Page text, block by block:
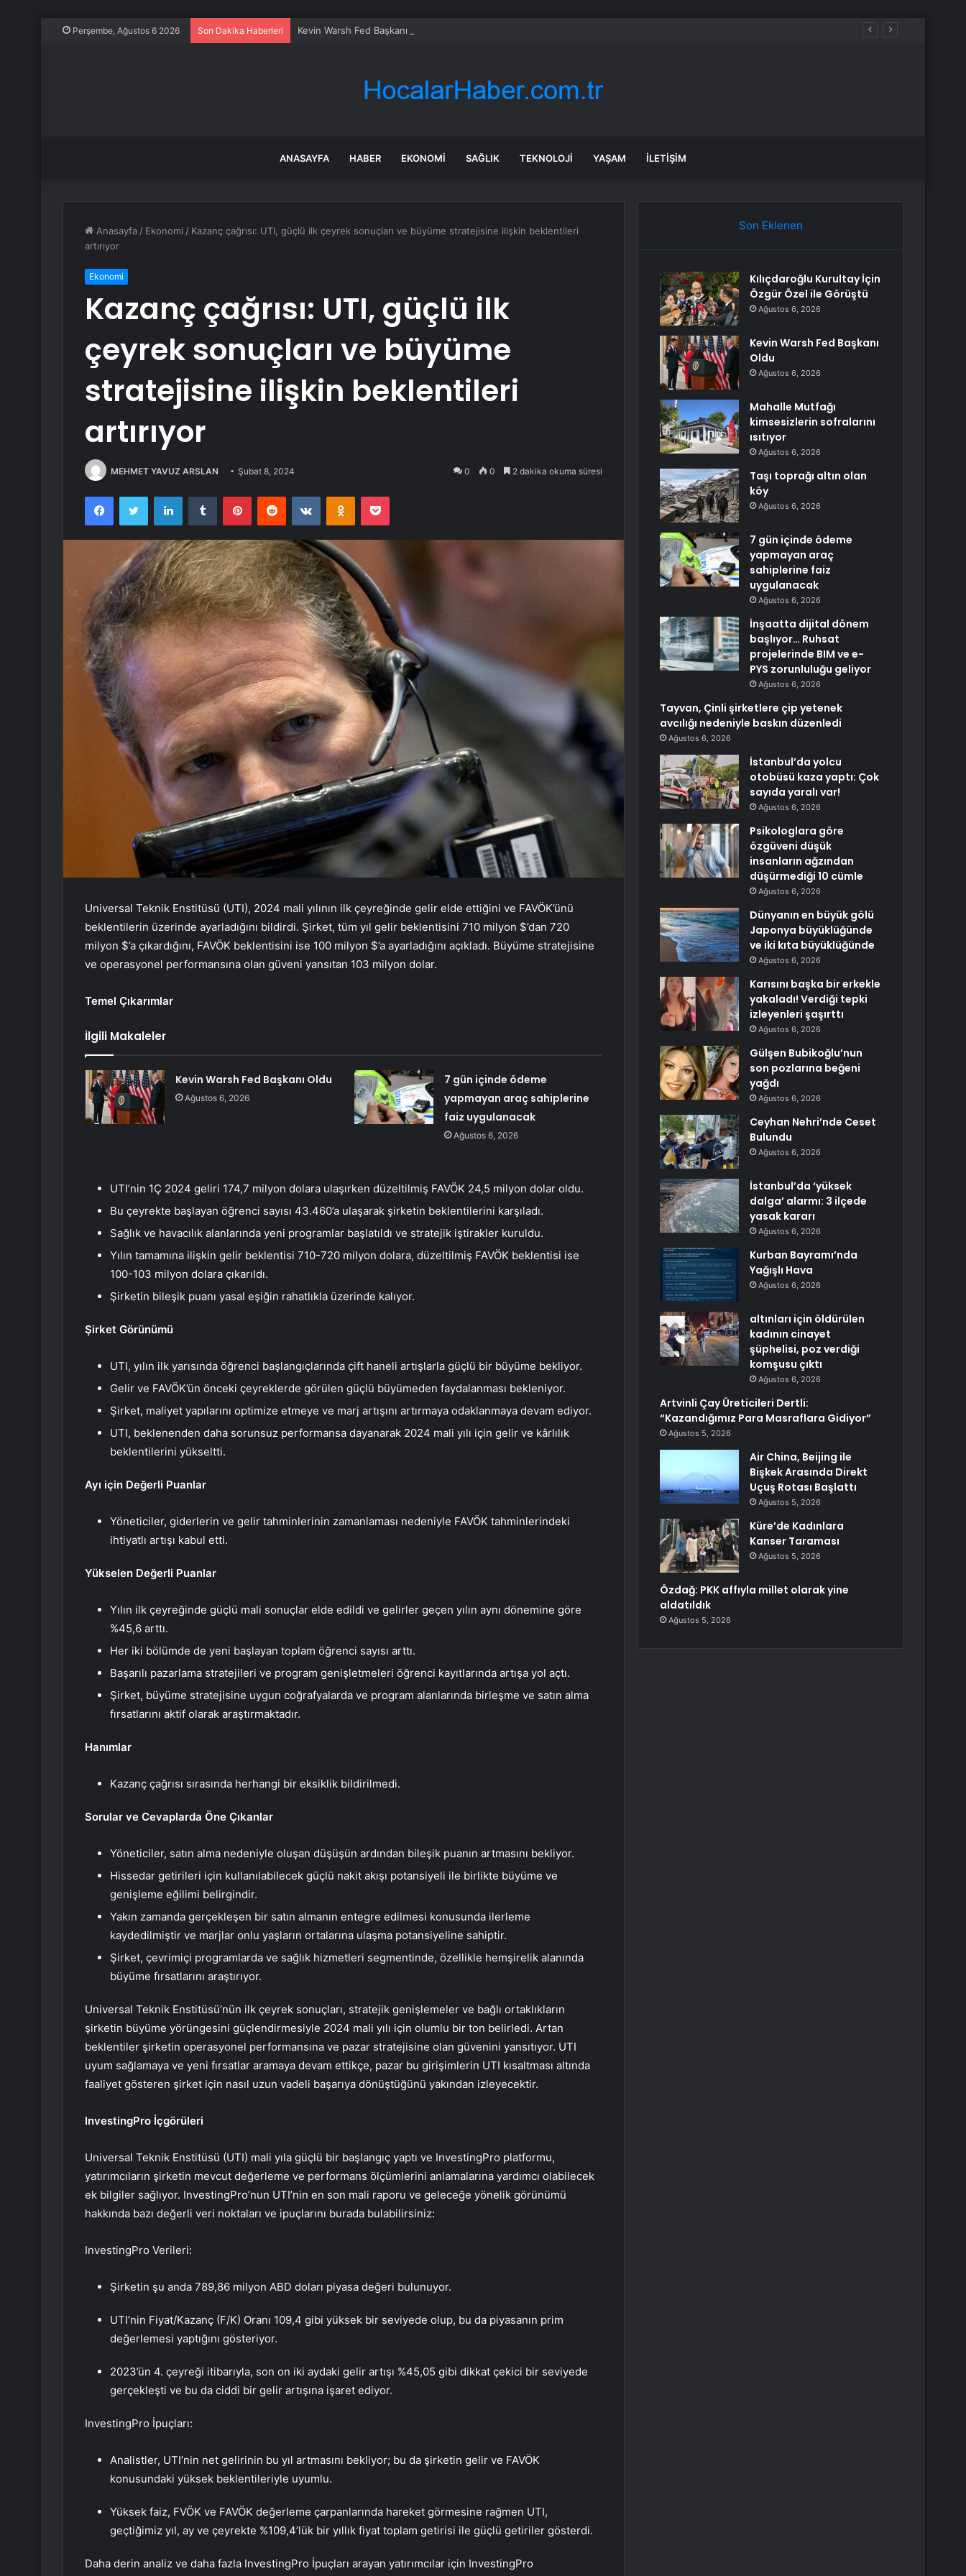
Perşembe, Ağustos 6 2026 Son Dakika Haberleri Kevin Warsh Fed Başkanı Oldu
ANASAYFA HABER EKONOMI SAĞLIK TEKNOLOJI YAŞAM İLETIŞIM
Anasayfa / Ekonomi / Kazanç çağrısı: UTI, güçlü ilk çeyrek sonuçları ve büyüme stratejisine ilişkin beklentileri
artırıyor
Ekonomi
Kazanç çağrısı: UTI, güçlü ilk
çeyrek sonuçları ve büyüme
stratejisine ilişkin beklentileri
artırıyor
MEHMET YAVUZ ARSLAN Şubat 8, 2024 0 0 2 dakika okuma süresi
FacebookTwitter LinkedInTumblr PinterestReddit VKontakteOdnoklassniki
Pocket
Universal Teknik Enstitüsü (UTI), 2024 mali yılının ilk çeyreğinde gelir elde ettiğini ve FAVÖK’ünü
beklentilerin üzerinde ayarladığını bildirdi. Şirket, tüm yıl gelir beklentisini 710 milyon $’dan 720
milyon $’a çıkardığını, FAVÖK beklentisini ise 100 milyon $’a ayarladığını açıkladı. Büyüme stratejisine
ve operasyonel performansına olan güveni yansıtan 103 milyon dolar.
Temel Çıkarımlar
İlgili Makaleler
Kevin Warsh Fed Başkanı Oldu
Ağustos 6, 2026
7 gün içinde ödeme
yapmayan araç sahiplerine
faiz uygulanacak
Ağustos 6, 2026
UTI’nin 1Ç 2024 geliri 174,7 milyon dolara ulaşırken düzeltilmiş FAVÖK 24,5 milyon dolar oldu.
Bu çeyrekte başlayan öğrenci sayısı 43.460’a ulaşarak şirketin beklentilerini karşıladı.
Sağlık ve havacılık alanlarında yeni programlar başlatıldı ve stratejik iştirakler kuruldu.
Yılın tamamına ilişkin gelir beklentisi 710-720 milyon dolara, düzeltilmiş FAVÖK beklentisi ise
100-103 milyon dolara çıkarıldı.
Şirketin bileşik puanı yasal eşiğin rahatlıkla üzerinde kalıyor.
Şirket Görünümü
UTI, yılın ilk yarısında öğrenci başlangıçlarında çift haneli artışlarla güçlü bir büyüme bekliyor.
Gelir ve FAVÖK’ün önceki çeyreklerde görülen güçlü büyümeden faydalanması bekleniyor.
Şirket, maliyet yapılarını optimize etmeye ve marj artışını artırmaya odaklanmaya devam ediyor.
UTI, beklenenden daha sorunsuz performansa dayanarak 2024 mali yılı için gelir ve kârlılık
beklentilerini yükseltti.
Ayı için Değerli Puanlar
Yöneticiler, giderlerin ve gelir tahminlerinin zamanlaması nedeniyle FAVÖK tahminlerindeki
ihtiyatlı artışı kabul etti.
Yükselen Değerli Puanlar
Yılın ilk çeyreğinde güçlü mali sonuçlar elde edildi ve gelirler geçen yılın aynı dönemine göre
%45,6 arttı.
Her iki bölümde de yeni başlayan toplam öğrenci sayısı arttı.
Başarılı pazarlama stratejileri ve program genişletmeleri öğrenci kayıtlarında artışa yol açtı.
Şirket, büyüme stratejisine uygun coğrafyalarda ve program alanlarında birleşme ve satın alma
fırsatlarını aktif olarak araştırmaktadır.
Hanımlar
Kazanç çağrısı sırasında herhangi bir eksiklik bildirilmedi.
Sorular ve Cevaplarda Öne Çıkanlar
Yöneticiler, satın alma nedeniyle oluşan düşüşün ardından bileşik puanın artmasını bekliyor.
Hissedar getirileri için kullanılabilecek güçlü nakit akışı potansiyeli ile birlikte büyüme ve
genişleme eğilimi belirgindir.
Yakın zamanda gerçekleşen bir satın almanın entegre edilmesi konusunda ilerleme
kaydedilmiştir ve marjlar onlu yaşların ortalarına ulaşma potansiyeline sahiptir.
Şirket, çevrimiçi programlarda ve sağlık hizmetleri segmentinde, özellikle hemşirelik alanında
büyüme fırsatlarını araştırıyor.
Universal Teknik Enstitüsü’nün ilk çeyrek sonuçları, stratejik genişlemeler ve bağlı ortaklıkların
şirketin büyüme yörüngesini güçlendirmesiyle 2024 mali yılı için olumlu bir ton belirledi. Artan
beklentiler şirketin operasyonel performansına ve pazar stratejisine olan güvenini yansıtıyor. UTI
uyum sağlamaya ve yeni fırsatlar aramaya devam ettikçe, pazar bu girişimlerin UTI kısaltması altında
faaliyet gösteren şirket için nasıl uzun vadeli başarıya dönüştüğünü yakından izleyecektir.
InvestingPro İçgörüleri
Universal Teknik Enstitüsü (UTI) mali yıla güçlü bir başlangıç ​​yaptı ve InvestingPro platformu,
yatırımcıların şirketin mevcut değerleme ve performans ölçümlerini anlamalarına yardımcı olabilecek
ek bilgiler sağlıyor. InvestingPro’nun UTI’nin en son mali raporu ve geleceğe yönelik görünümü
hakkında bazı değerli veri noktaları ve ipuçlarını burada bulabilirsiniz:
InvestingPro Verileri:
Şirketin şu anda 789,86 milyon ABD doları piyasa değeri bulunuyor.
UTI’nin Fiyat/Kazanç (F/K) Oranı 109,4 gibi yüksek bir seviyede olup, bu da piyasanın prim
değerlemesi yaptığını gösteriyor.
2023’ün 4. çeyreği itibarıyla, son on iki aydaki gelir artışı %45,05 gibi dikkat çekici bir seviyede
gerçekleşti ve bu da ciddi bir gelir artışına işaret ediyor.
InvestingPro İpuçları:
Analistler, UTI’nin net gelirinin bu yıl artmasını bekliyor; bu da şirketin gelir ve FAVÖK
konusundaki yüksek beklentileriyle uyumlu.
Yüksek faiz, FVÖK ve FAVÖK değerleme çarpanlarında hareket görmesine rağmen UTI,
geçtiğimiz yıl, ay ve çeyrekte %109,4’lük bir yıllık fiyat toplam getirisi ile güçlü getiriler gösterdi.
Daha derin analiz ve daha fazla InvestingPro İpuçları arayan yatırımcılar için InvestingPro
Son Eklenen
Kılıçdaroğlu Kurultay İçin
Özgür Özel ile Görüştü
Ağustos 6, 2026
Kevin Warsh Fed Başkanı
Oldu
Ağustos 6, 2026
Mahalle Mutfağı
kimsesizlerin sofralarını
ısıtıyor
Ağustos 6, 2026
Taşı toprağı altın olan
köy
Ağustos 6, 2026
7 gün içinde ödeme
yapmayan araç
sahiplerine faiz
uygulanacak
Ağustos 6, 2026
İnşaatta dijital dönem
başlıyor… Ruhsat
projelerinde BIM ve e-
PYS zorunluluğu geliyor
Ağustos 6, 2026
Tayvan, Çinli şirketlere çip yetenek
avcılığı nedeniyle baskın düzenledi
Ağustos 6, 2026
İstanbul’da yolcu
otobüsü kaza yaptı: Çok
sayıda yaralı var!
Ağustos 6, 2026
Psikologlara göre
özgüveni düşük
insanların ağzından
düşürmediği 10 cümle
Ağustos 6, 2026
Dünyanın en büyük gölü
Japonya büyüklüğünde
ve iki kıta büyüklüğünde
Ağustos 6, 2026
Karısını başka bir erkekle
yakaladı! Verdiği tepki
izleyenleri şaşırttı
Ağustos 6, 2026
Gülşen Bubikoğlu’nun
son pozlarına beğeni
yağdı
Ağustos 6, 2026
Ceyhan Nehri’nde Ceset
Bulundu
Ağustos 6, 2026
İstanbul’da ‘yüksek
dalga’ alarmı: 3 ilçede
yasak kararı
Ağustos 6, 2026
Kurban Bayramı’nda
Yağışlı Hava
Ağustos 6, 2026
altınları için öldürülen
kadının cinayet
şüphelisi, poz verdiği
komşusu çıktı
Ağustos 6, 2026
Artvinli Çay Üreticileri Dertli:
“Kazandığımız Para Masraflara Gidiyor”
Ağustos 5, 2026
Air China, Beijing ile
Bişkek Arasında Direkt
Uçuş Rotası Başlattı
Ağustos 5, 2026
Küre’de Kadınlara
Kanser Taraması
Ağustos 5, 2026
Özdağ: PKK affıyla millet olarak yine
aldatıldık
Ağustos 5, 2026